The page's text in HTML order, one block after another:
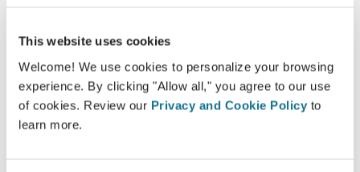
This website uses cookies
Welcome! We use cookies to personalize your browsing
experience. By clicking "Allow all," you agree to our use
of cookies. Review our Privacy and Cookie Policy to
learn more.